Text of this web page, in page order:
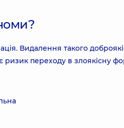
Видалення такого
переходу в злоякісну